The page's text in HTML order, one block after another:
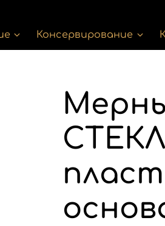
Консервирование